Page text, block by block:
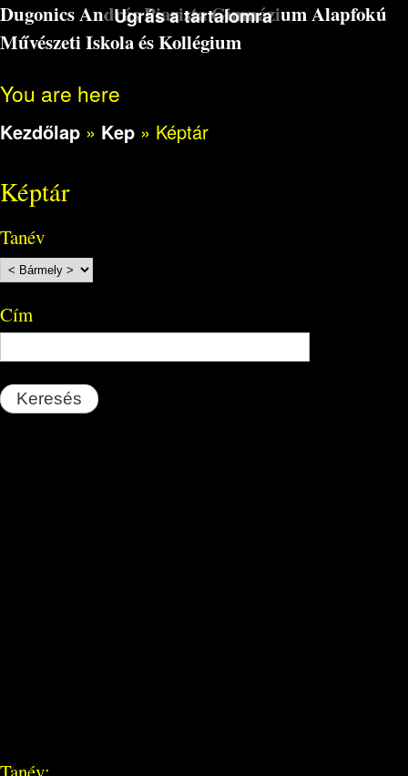
Ugrás a tartalomra
Dugonics András Piarista Gimnázium Alapfokú
Művészeti Iskola és Kollégium
You are here
Kezdőlap » Kep » Képtár
Képtár
Tanév
Cím